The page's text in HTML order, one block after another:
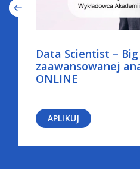
Data Scientist –
zaawansowanej
ONLINE
APLIKUJ